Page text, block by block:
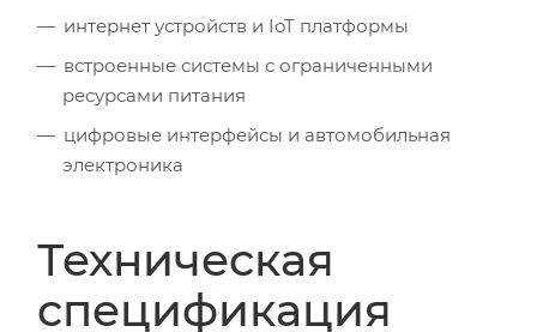
интернет устройств и IoT платформы
встроенные системы с ограниченными
ресурсами питания
цифровые интерфейсы и автомобильная
электроника
Техническая
спецификация